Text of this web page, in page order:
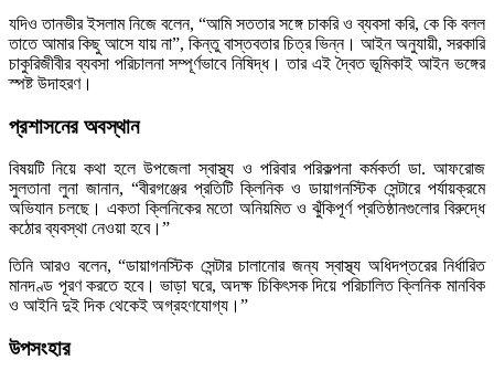
যদিও তানভীর ইসলাম নিজে বলেন, “আমি সততার সঙ্গে চাকরি ও ব্যবসা করি, কে কি বলল
তাতে আমার কিছু আসে যায় না”, কিন্তু বাস্তবতার চিত্র ভিন্ন। আইন অনুযায়ী, সরকারি
চাকুরিজীবীর ব্যবসা পরিচালনা সম্পূর্ণভাবে নিষিদ্ধ। তার এই দ্বৈত ভূমিকাই আইন ভঙ্গের
স্পষ্ট উদাহরণ।
প্রশাসনের অবস্থান
বিষয়টি নিয়ে কথা হলে উপজেলা স্বাস্থ্য ও পরিবার পরিকল্পনা কর্মকর্তা ডা. আফরোজ
সুলতানা লুনা জানান, “বীরগঞ্জের প্রতিটি ক্লিনিক ও ডায়াগনস্টিক সেন্টারে পর্যায়ক্রমে
অভিযান চলছে। একতা ক্লিনিকের মতো অনিয়মিত ও ঝুঁকিপূর্ণ প্রতিষ্ঠানগুলোর বিরুদ্ধে
কঠোর ব্যবস্থা নেওয়া হবে।”
তিনি আরও বলেন, “ডায়াগনস্টিক সেন্টার চালানোর জন্য স্বাস্থ্য অধিদপ্তরের নির্ধারিত
মানদণ্ড পূরণ করতে হবে। ভাড়া ঘরে, অদক্ষ চিকিৎসক দিয়ে পরিচালিত ক্লিনিক মানবিক
ও আইনি দুই দিক থেকেই অগ্রহণযোগ্য।”
উপসংহার